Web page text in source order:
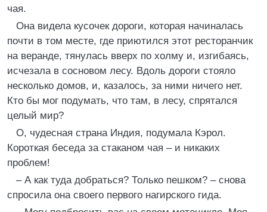
чая.
Она видела кусочек дороги, которая начиналась
почти в том месте, где приютился этот ресторанчик
на веранде, тянулась вверх по холму и, изгибаясь,
исчезала в сосновом лесу. Вдоль дороги стояло
несколько домов, и, казалось, за ними ничего нет.
Кто бы мог подумать, что там, в лесу, спрятался
целый мир?
О, чудесная страна Индия, подумала Кэрол.
Короткая беседа за стаканом чая – и никаких
проблем!
– А как туда добраться? Только пешком? – снова
спросила она своего первого нагирского гида.